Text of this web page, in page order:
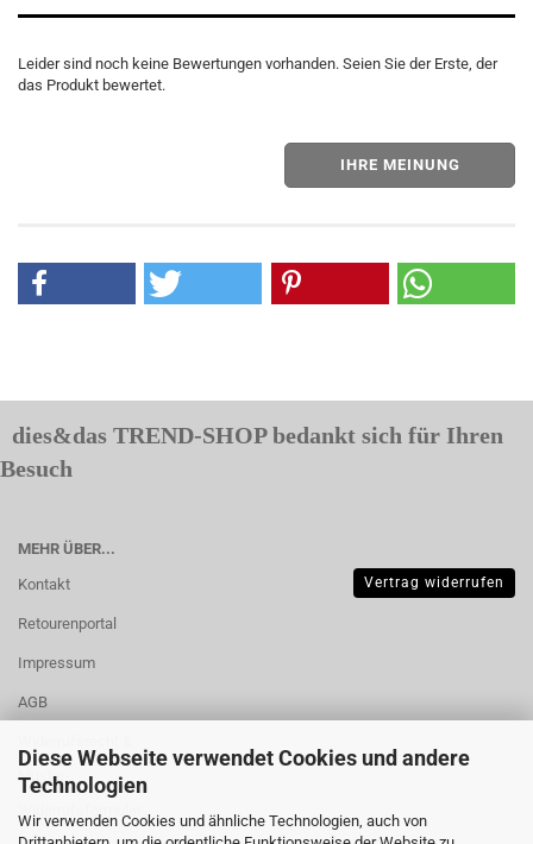
Diese Webseite verwendet Cookies und andere
Technologien
Wir verwenden Cookies und ähnliche Technologien, auch von
Leider sind noch keine Bewertungen vorhanden. Seien Sie der Erste, der
das Produkt bewertet.
IHRE MEINUNG
dies&das TREND-SHOP bedankt sich für Ihren
Besuch
MEHR ÜBER...
Kontakt
Retourenportal
Impressum
AGB
Muster-
Widerrufsformular
Vertrag widerrufen